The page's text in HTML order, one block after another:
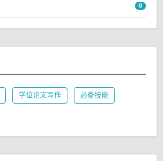
0
学位论文写作 必备技能